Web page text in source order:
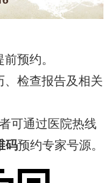
预约。
检查报告及相关
可通过医院热线
码预约专家号源。